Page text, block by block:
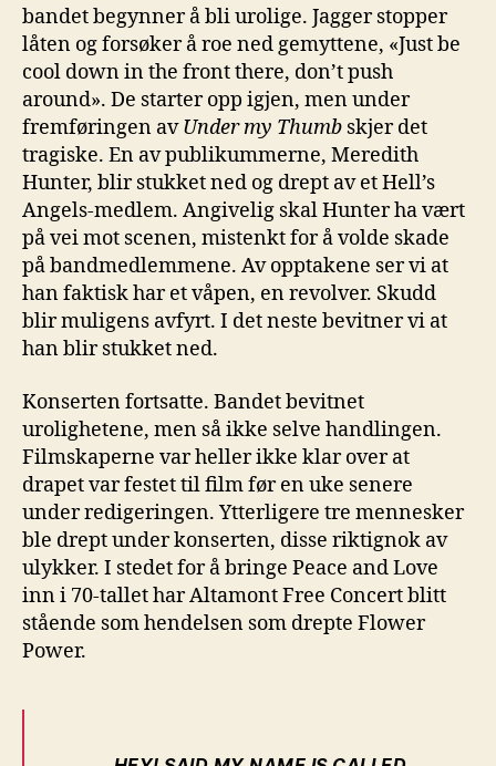
bandet begynner å bli urolige. Jagger stopper
låten og forsøker å roe ned gemyttene, «Just be
cool down in the front there, don’t push
around». De starter opp igjen, men under
fremføringen avUnder my Thumb skjer det
tragiske. En av publikummerne, Meredith
Hunter, blir stukket ned og drept av et Hell’s
Angels-medlem. Angivelig skal Hunter ha vært
på vei mot scenen, mistenkt for å volde skade
på bandmedlemmene. Av opptakene ser vi at
han faktisk har et våpen, en revolver. Skudd
blir muligens avfyrt. I det neste bevitner vi at
han blir stukket ned.
Konserten fortsatte. Bandet bevitnet
urolighetene, men så ikke selve handlingen.
Filmskaperne var heller ikke klar over at
drapet var festet til film før en uke senere
under redigeringen. Ytterligere tre mennesker
ble drept under konserten, disse riktignok av
ulykker. I stedet for å bringe Peace and Love
inn i 70-tallet har Altamont Free Concert blitt
stående som hendelsen som drepte Flower
Power.